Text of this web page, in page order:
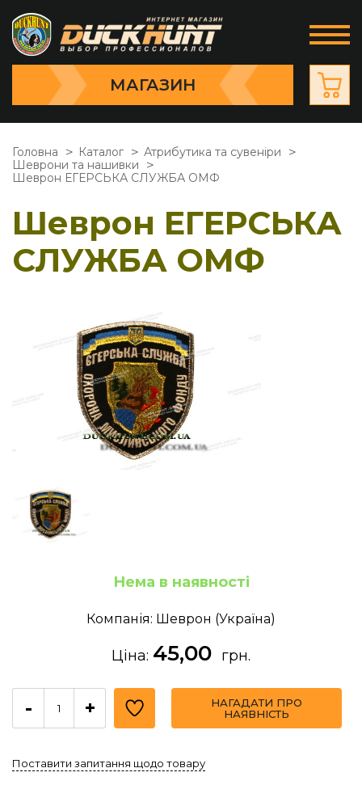
МАГАЗИН
Головна Каталог
Атрибутика та сувеніри
Шеврони та нашивки
Шеврон ЕГЕРСЬКА СЛУЖБА ОМФ
Шеврон ЕГЕРСЬКА
СЛУЖБА ОМФ
Нема в наявності
Компанія: Шеврон (Україна)
Ціна: 45,00 грн.
- +
НАГАДАТИ ПРО
НАЯВНІСТЬ
Поставити запитання щодо товару